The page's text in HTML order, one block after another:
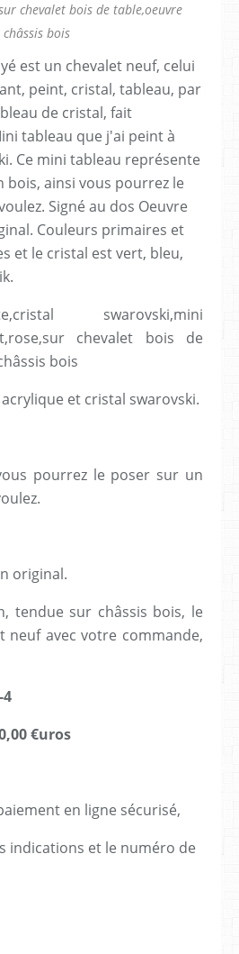
chevalet bois de table,oeuvre
bois
swarovski,mini
chevalet bois de
bois
et cristal swarovski.
pourrez le poser sur un
original.
tendue sur châssis bois, le
neuf avec votre commande,
€uros
en ligne sécurisé,
indications et le numéro de